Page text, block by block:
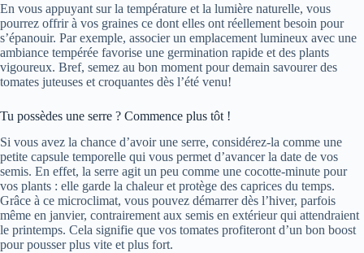
En vous appuyant sur la température et la lumière naturelle, vous
pourrez offrir à vos graines ce dont elles ont réellement besoin pour
s’épanouir. Par exemple, associer un emplacement lumineux avec une
ambiance tempérée favorise une germination rapide et des plants
vigoureux. Bref, semez au bon moment pour demain savourer des
tomates juteuses et croquantes dès l’été venu!
Tu possèdes une serre ? Commence plus tôt !
Si vous avez la chance d’avoir une serre, considérez-la comme une
petite capsule temporelle qui vous permet d’avancer la date de vos
semis. En effet, la serre agit un peu comme une cocotte-minute pour
vos plants : elle garde la chaleur et protège des caprices du temps.
Grâce à ce microclimat, vous pouvez démarrer dès l’hiver, parfois
même en janvier, contrairement aux semis en extérieur qui attendraient
le printemps. Cela signifie que vos tomates profiteront d’un bon boost
pour pousser plus vite et plus fort.